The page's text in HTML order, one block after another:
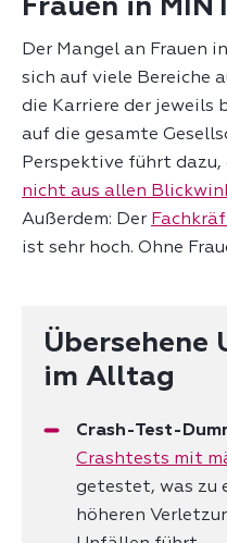
Frauen in
Der Mangel an Frauen
sich auf viele Bereiche
die Karriere der jeweils
auf die gesamte
Perspektive führt dazu,
nicht aus allen
Außerdem: Der
ist sehr hoch. Ohne
Übersehene
im Alltag
Crash-Test-
Crashtests mit
getestet, was zu
höheren